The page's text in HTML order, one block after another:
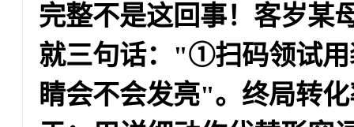
完整不是这回事！客岁某
就三句话："①扫码领试
睛会不会发亮"。终局转